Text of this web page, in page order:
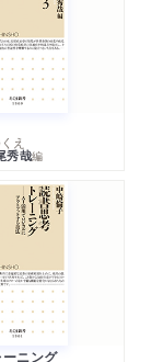
ェンダー／毛
大国化へ
の開始／「反帝
地位低下／経
解放軍の専門
ストとナショ
る人民解放軍
え
秀哉編
ニング